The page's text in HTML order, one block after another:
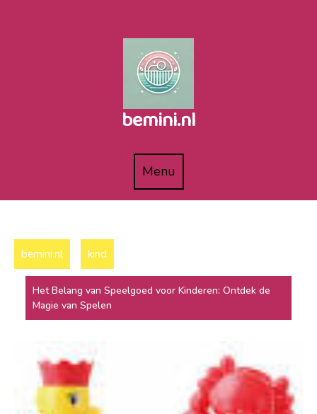
bemini.nl
MenuMenu
bemini.nl kind
Het Belang van Speelgoed voor Kinderen: Ontdek de
Magie van Spelen